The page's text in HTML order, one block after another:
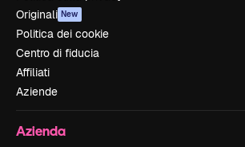
Originali New
Politica dei cookie
Centro di fiducia
Affiliati
Aziende
Azienda